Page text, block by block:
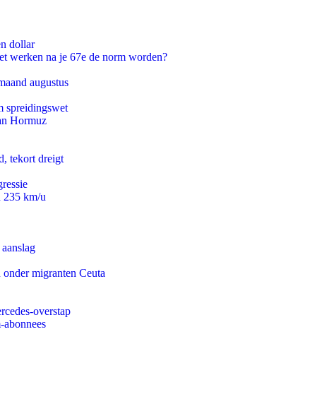
dollar
werken na je 67e de norm worden?
augustus
spreidingswet
Hormuz
tekort dreigt
235 km/u
migranten Ceuta
overstap